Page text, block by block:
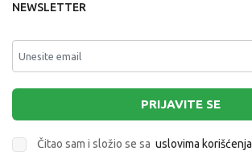
NEWSLETTER
PRIJAVITE SE
Čitao sam i složio se sa uslovima korišćenja